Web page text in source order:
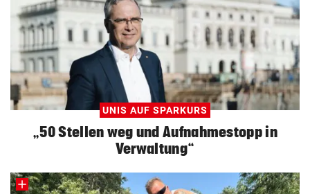
UNIS AUF SPARKURS
„50 Stellen weg und Aufnahmestopp in
Verwaltung“